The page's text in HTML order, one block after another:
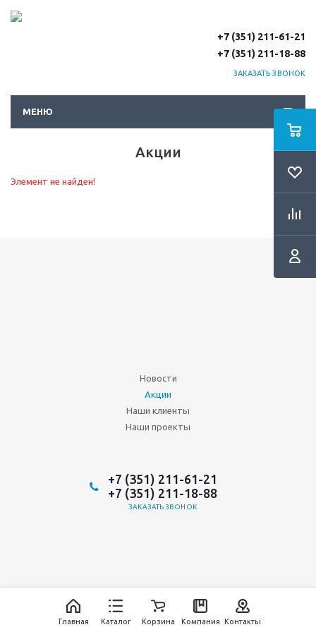
+7 (351) 211-61-21
+7 (351) 211-18-88
ЗАКАЗАТЬ ЗВОНОК
МЕНЮ
Акции
Элемент не найден!
Новости
Акции
Наши клиенты
Наши проекты
+7 (351) 211-61-21
+7 (351) 211-18-88
ЗАКАЗАТЬ ЗВОНОК
2026 © ООО "Аврора-ИнтерТрейд"
ИТ-аутсорсинг, разработка и
продвижение сайта: Инфинити
Главная Каталог Корзина Компания Контакты